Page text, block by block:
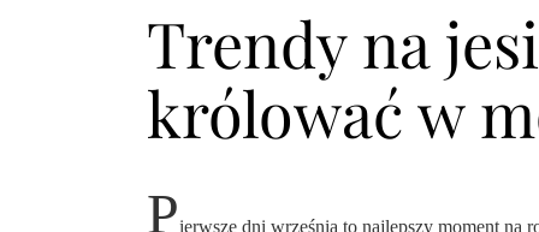
Trendy na
królować w
Pierwsze dni września to najlepszy moment na